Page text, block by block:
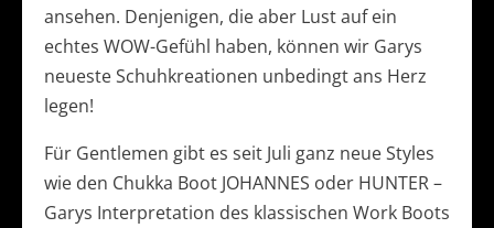
ansehen. Denjenigen, die aber Lust auf ein
echtes WOW-Gefühl haben, können wir Garys
neueste Schuhkreationen unbedingt ans Herz
legen!
Für Gentlemen gibt es seit Juli ganz neue Styles
wie den Chukka Boot JOHANNES oder HUNTER –
Garys Interpretation des klassischen Work Boots